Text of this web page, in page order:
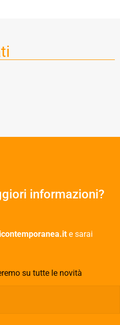
informazioni?
e sarai
su tutte le novità